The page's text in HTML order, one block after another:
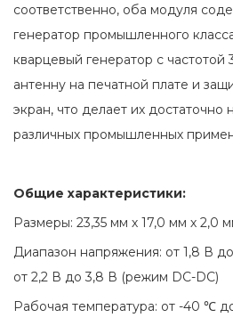
соответственно, оба модуля
генератор промышленного
кварцевый генератор с частотой
антенну на печатной плате и
экран, что делает их
различных промышленных
Общие характеристики:
Размеры: 23,35 мм х 17,0 мм х 2,0
Диапазон напряжения: от 1,8 В
от 2,2 В до 3,8 В (режим DC-DC)
Рабочая температура: от -40 ℃